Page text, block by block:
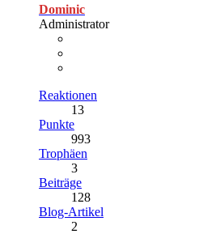
Dominic
Administrator
Reaktionen
13
Punkte
993
Trophäen
3
Beiträge
128
Blog-Artikel
2